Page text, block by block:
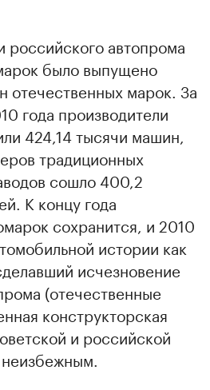
российского автопрома
было выпущено
марок. За
года производители
424,14 тысячи машин,
традиционных
сошло 400,2
К концу года
сохранится, и 2010
истории как
исчезновение
(отечественные
конструкторская
и российской